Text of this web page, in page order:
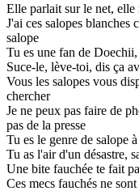
Elle parlait sur le net, elle
J'ai ces salopes blanches
salope
Tu es une fan de
Suce-le, lève-toi, dis ça
Vous les salopes vous
chercher
Je ne peux pas faire de
pas de la presse
Tu es le genre de salope
Tu as l'air d'un désastre,
Une bite fauchée te fait
Ces mecs fauchés ne